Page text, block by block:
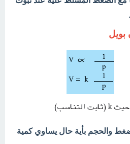
بويل
والحجم بأية حال يساوي كمية